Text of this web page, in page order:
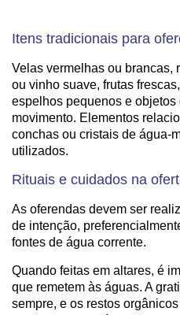
Itens tradicionais para
Velas vermelhas ou brancas,
ou vinho suave, frutas
espelhos pequenos e
movimento. Elementos
conchas ou cristais de água-
utilizados.
Rituais e cuidados na
As oferendas devem ser
de intenção,
fontes de água corrente.
Quando feitas em altares, é
que remetem às águas. A
sempre, e os restos